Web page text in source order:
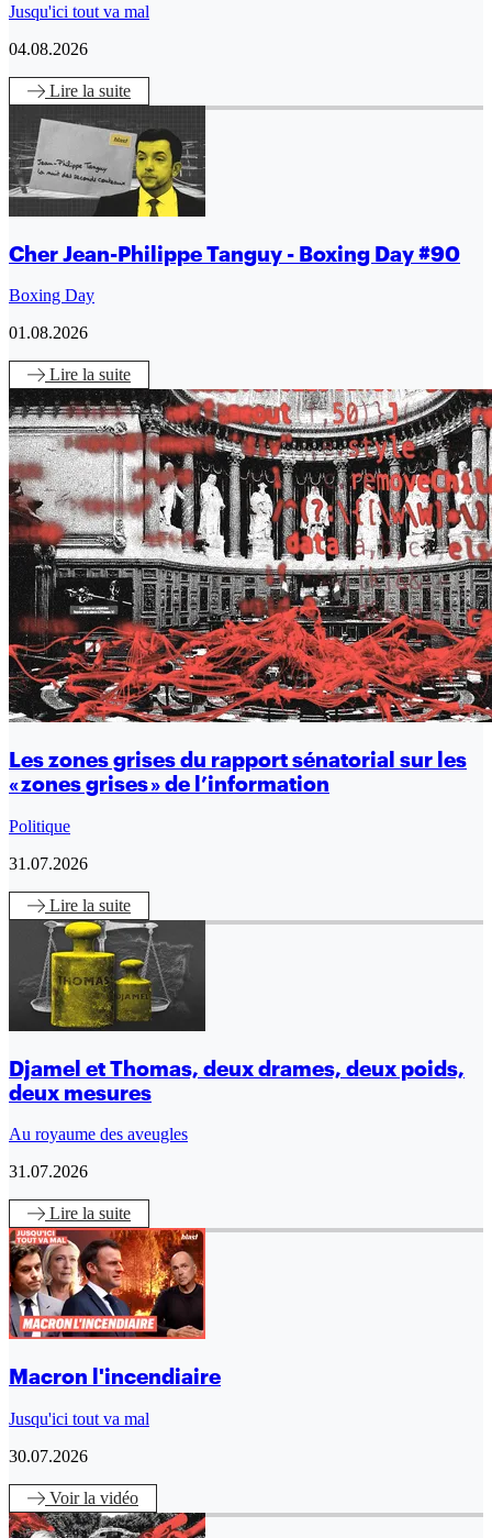
Jusqu'ici tout va mal
04.08.2026
Lire la suite
Cher Jean-Philippe Tanguy - Boxing Day #90
Boxing Day
01.08.2026
Lire la suite
Les zones grises du rapport sénatorial sur les
« zones grises » de l’information
Politique
31.07.2026
Lire la suite
Djamel et Thomas, deux drames, deux poids,
deux mesures
Au royaume des aveugles
31.07.2026
Lire la suite
Macron l'incendiaire
Jusqu'ici tout va mal
30.07.2026
Voirla vidéo